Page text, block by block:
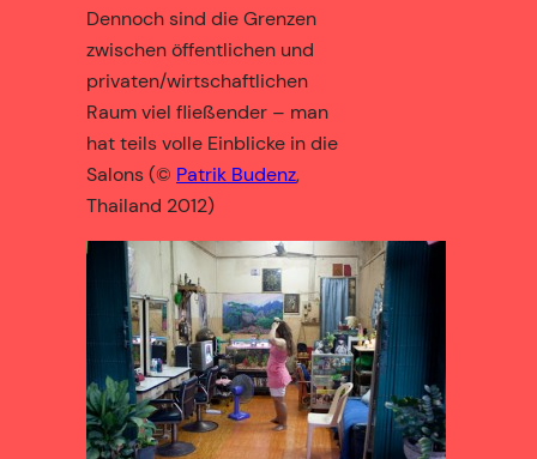
Dennoch sind die Grenzen
zwischen öffentlichen und
privaten/wirtschaftlichen
Raum viel fließender – man
hat teils volle Einblicke in die
Salons (© Patrik Budenz,
Thailand 2012)